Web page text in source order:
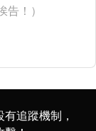
！）
追蹤機制，